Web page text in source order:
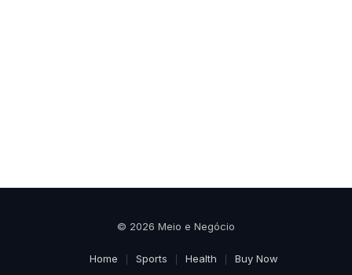
© 2026 Meio e Negócio
Home Sports Health Buy Now